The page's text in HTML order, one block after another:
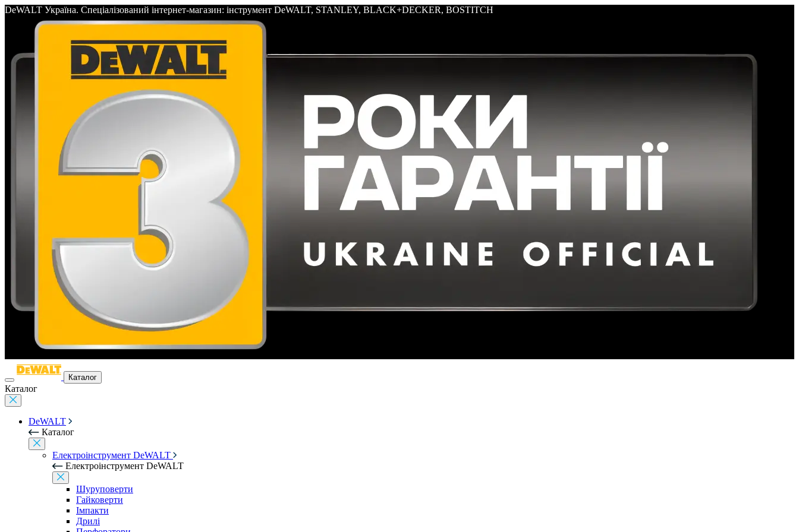
DeWALT Україна. Спеціалізований інтернет-магазин: інструмент DeWALT, STANLEY, BLACK+DECKER, BOSTITCH
Каталог
Каталог
DeWALT
Каталог
Електроінструмент DeWALT
Електроінструмент DeWALT
Шуруповерти
Гайковерти
Імпакти
Дрилі